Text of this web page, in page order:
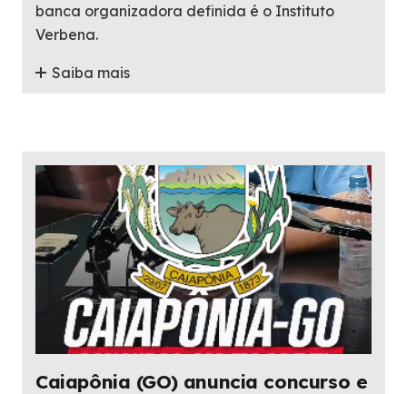
banca organizadora definida é o Instituto
Verbena.
Saiba mais
Caiapônia (GO) anuncia concurso e